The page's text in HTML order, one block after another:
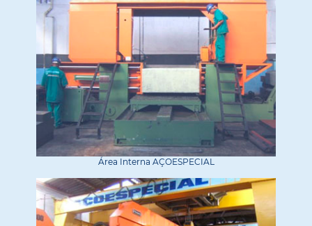
Área Interna AÇOESPECIAL